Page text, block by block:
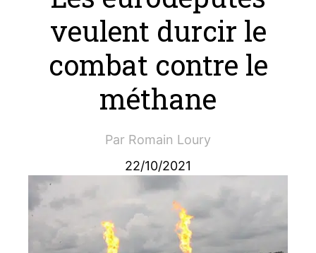
veulent durcir le
combat contre le
méthane
Par Romain Loury
22/10/2021